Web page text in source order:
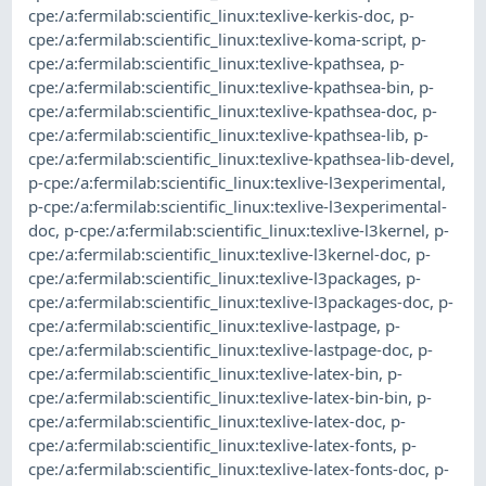
cpe:/a:fermilab:scientific_linux:texlive-kerkis-doc, p-
cpe:/a:fermilab:scientific_linux:texlive-koma-script, p-
cpe:/a:fermilab:scientific_linux:texlive-kpathsea, p-
cpe:/a:fermilab:scientific_linux:texlive-kpathsea-bin, p-
cpe:/a:fermilab:scientific_linux:texlive-kpathsea-doc, p-
cpe:/a:fermilab:scientific_linux:texlive-kpathsea-lib, p-
cpe:/a:fermilab:scientific_linux:texlive-kpathsea-lib-devel,
p-cpe:/a:fermilab:scientific_linux:texlive-l3experimental,
p-cpe:/a:fermilab:scientific_linux:texlive-l3experimental-
doc, p-cpe:/a:fermilab:scientific_linux:texlive-l3kernel, p-
cpe:/a:fermilab:scientific_linux:texlive-l3kernel-doc, p-
cpe:/a:fermilab:scientific_linux:texlive-l3packages, p-
cpe:/a:fermilab:scientific_linux:texlive-l3packages-doc, p-
cpe:/a:fermilab:scientific_linux:texlive-lastpage, p-
cpe:/a:fermilab:scientific_linux:texlive-lastpage-doc, p-
cpe:/a:fermilab:scientific_linux:texlive-latex-bin, p-
cpe:/a:fermilab:scientific_linux:texlive-latex-bin-bin, p-
cpe:/a:fermilab:scientific_linux:texlive-latex-doc, p-
cpe:/a:fermilab:scientific_linux:texlive-latex-fonts, p-
cpe:/a:fermilab:scientific_linux:texlive-latex-fonts-doc, p-